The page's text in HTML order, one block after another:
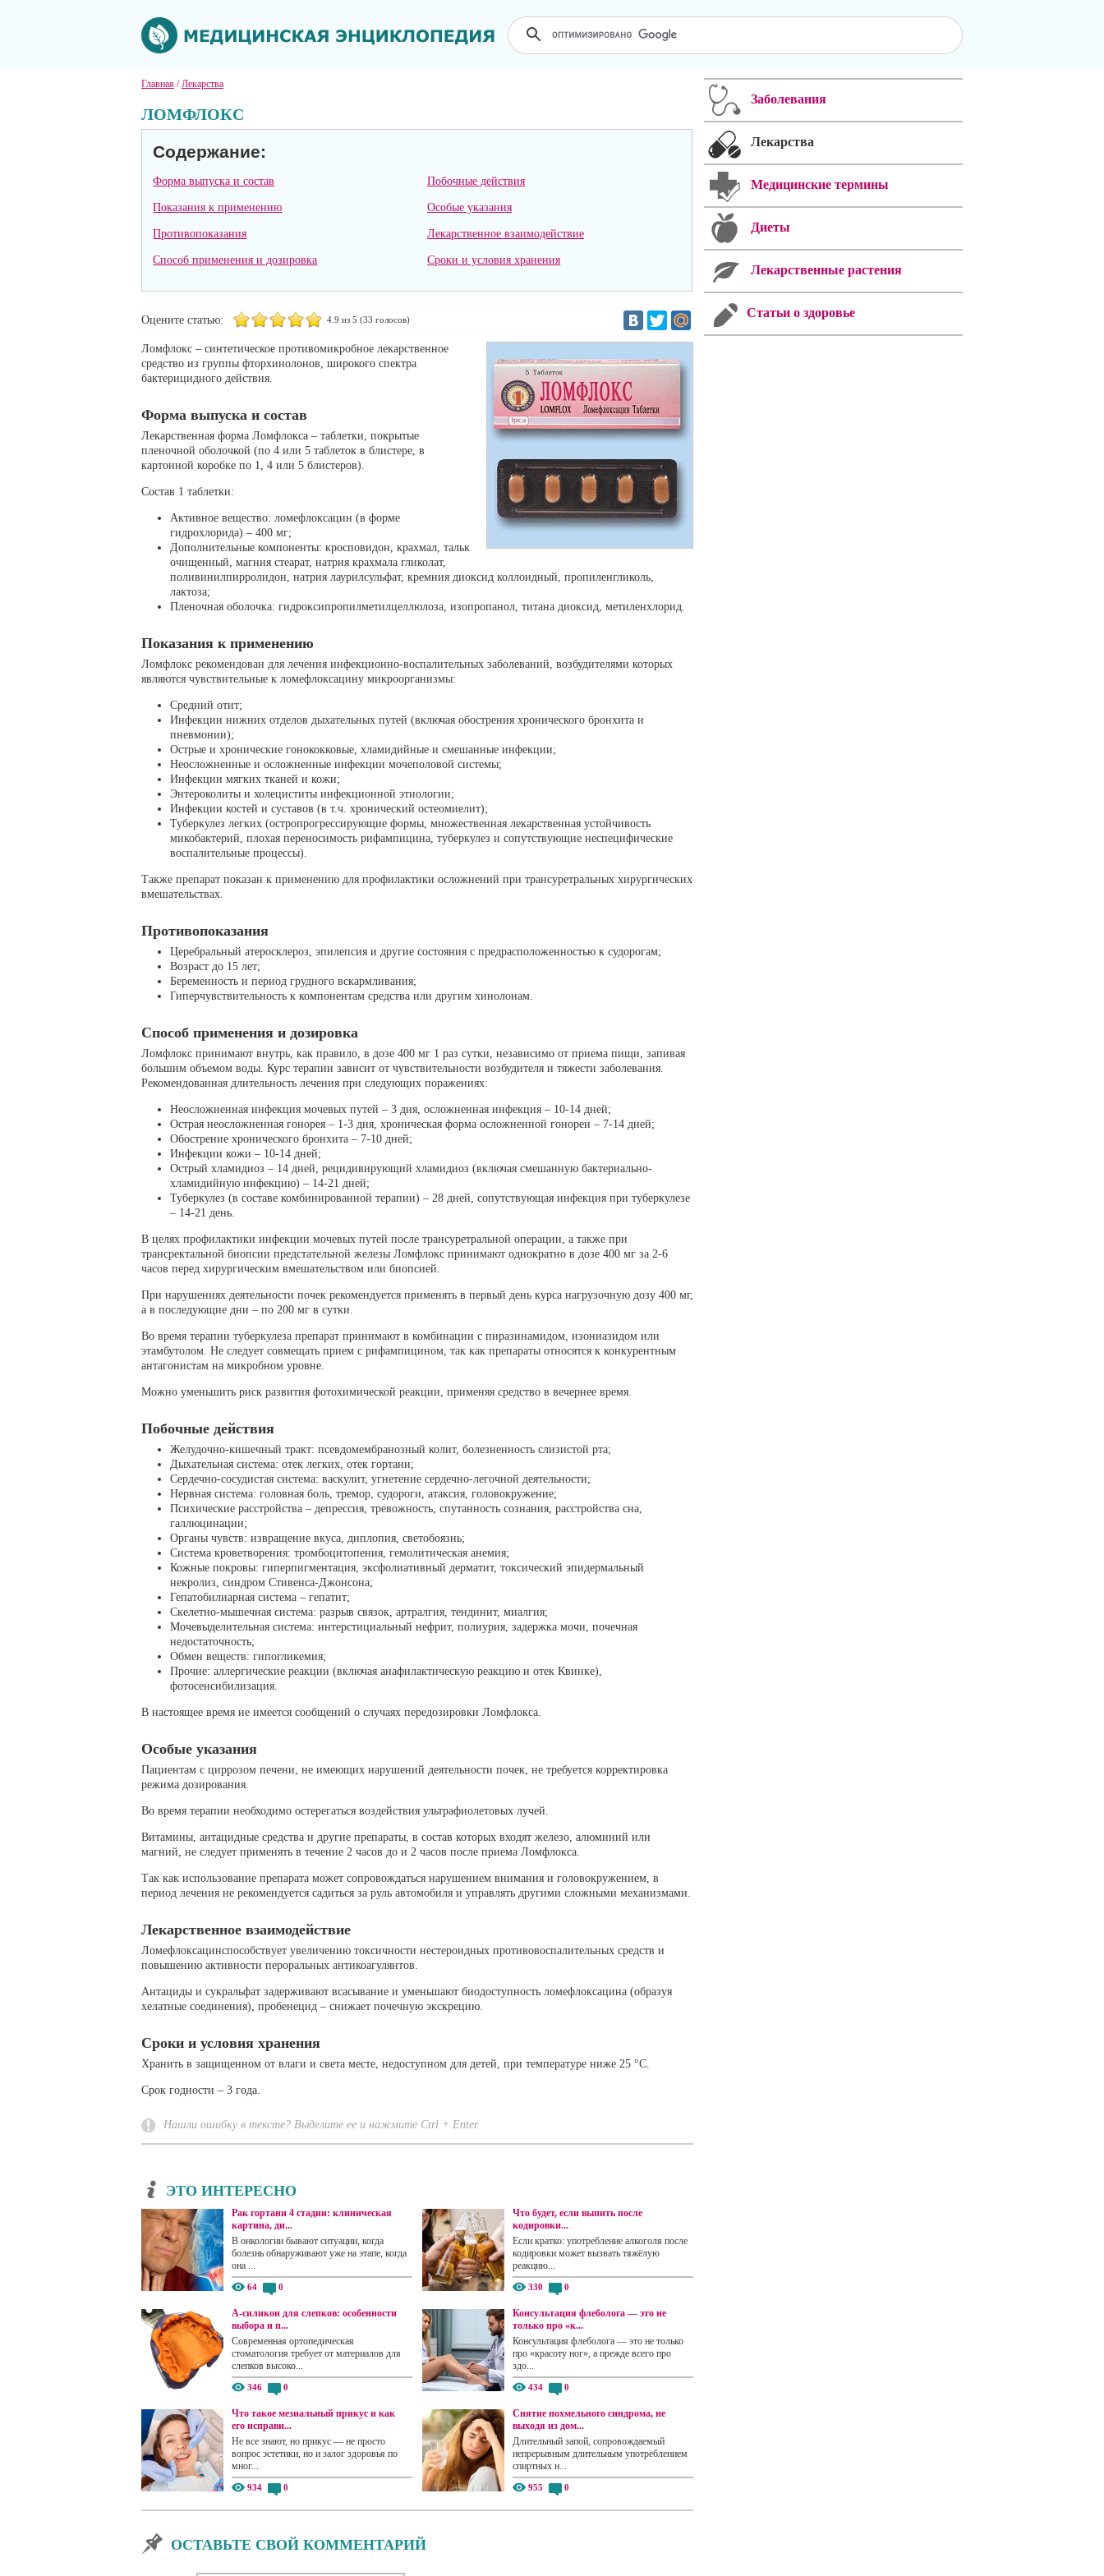
Главная /Лекарства
ЛОМФЛОКС
Содержание:
Форма выпуска и состав
Показания к применению
Противопоказания
Способ применения и дозировка
Побочные действия
Особые указания
Лекарственное взаимодействие
Сроки и условия хранения
Оцените статью: 4.9 из 5 (33 голосов)
Ломфлокс – синтетическое противомикробное лекарственное
средство из группы фторхинолонов, широкого спектра
бактерицидного действия.
Форма выпуска и состав
Лекарственная форма Ломфлокса – таблетки, покрытые
пленочной оболочкой (по 4 или 5 таблеток в блистере, в
картонной коробке по 1, 4 или 5 блистеров).
Состав 1 таблетки:
Активное вещество: ломефлоксацин (в форме
гидрохлорида) – 400 мг;
Дополнительные компоненты: кросповидон, крахмал, тальк
очищенный, магния стеарат, натрия крахмала гликолат,
поливинилпирролидон, натрия лаурилсульфат, кремния диоксид коллоидный, пропиленгликоль,
лактоза;
Пленочная оболочка: гидроксипропилметилцеллюлоза, изопропанол, титана диоксид, метиленхлорид.
Показания к применению
Ломфлокс рекомендован для лечения инфекционно-воспалительных заболеваний, возбудителями которых
являются чувствительные к ломефлоксацину микроорганизмы:
Средний отит;
Инфекции нижних отделов дыхательных путей (включая обострения хронического бронхита и
пневмонии);
Острые и хронические гонококковые, хламидийные и смешанные инфекции;
Неосложненные и осложненные инфекции мочеполовой системы;
Инфекции мягких тканей и кожи;
Энтероколиты и холециститы инфекционной этиологии;
Инфекции костей и суставов (в т.ч. хронический остеомиелит);
Туберкулез легких (остропрогрессирующие формы, множественная лекарственная устойчивость
микобактерий, плохая переносимость рифампицина, туберкулез и сопутствующие неспецифические
воспалительные процессы).
Также препарат показан к применению для профилактики осложнений при трансуретральных хирургических
вмешательствах.
Противопоказания
Церебральный атеросклероз, эпилепсия и другие состояния с предрасположенностью к судорогам;
Возраст до 15 лет;
Беременность и период грудного вскармливания;
Гиперчувствительность к компонентам средства или другим хинолонам.
Способ применения и дозировка
Ломфлокс принимают внутрь, как правило, в дозе 400 мг 1 раз сутки, независимо от приема пищи, запивая
большим объемом воды. Курс терапии зависит от чувствительности возбудителя и тяжести заболевания.
Рекомендованная длительность лечения при следующих поражениях:
Неосложненная инфекция мочевых путей – 3 дня, осложненная инфекция – 10-14 дней;
Острая неосложненная гонорея – 1-3 дня, хроническая форма осложненной гонореи – 7-14 дней;
Обострение хронического бронхита – 7-10 дней;
Инфекции кожи – 10-14 дней;
Острый хламидиоз – 14 дней, рецидивирующий хламидиоз (включая смешанную бактериально-
хламидийную инфекцию) – 14-21 дней;
Туберкулез (в составе комбинированной терапии) – 28 дней, сопутствующая инфекция при туберкулезе
– 14-21 день.
В целях профилактики инфекции мочевых путей после трансуретральной операции, а также при
трансректальной биопсии предстательной железы Ломфлокс принимают однократно в дозе 400 мг за 2-6
часов перед хирургическим вмешательством или биопсией.
При нарушениях деятельности почек рекомендуется применять в первый день курса нагрузочную дозу 400 мг,
а в последующие дни – по 200 мг в сутки.
Во время терапии туберкулеза препарат принимают в комбинации с пиразинамидом, изониазидом или
этамбутолом. Не следует совмещать прием с рифампицином, так как препараты относятся к конкурентным
антагонистам на микробном уровне.
Можно уменьшить риск развития фотохимической реакции, применяя средство в вечернее время.
Побочные действия
Желудочно-кишечный тракт: псевдомембранозный колит, болезненность слизистой рта;
Дыхательная система: отек легких, отек гортани;
Сердечно-сосудистая система: васкулит, угнетение сердечно-легочной деятельности;
Нервная система: головная боль, тремор, судороги, атаксия, головокружение;
Психические расстройства – депрессия, тревожность, спутанность сознания, расстройства сна,
галлюцинации;
Органы чувств: извращение вкуса, диплопия, светобоязнь;
Система кроветворения: тромбоцитопения, гемолитическая анемия;
Кожные покровы: гиперпигментация, эксфолиативный дерматит, токсический эпидермальный
некролиз, синдром Стивенса-Джонсона;
Гепатобилиарная система – гепатит;
Скелетно-мышечная система: разрыв связок, артралгия, тендинит, миалгия;
Мочевыделительная система: интерстициальный нефрит, полиурия, задержка мочи, почечная
недостаточность;
Обмен веществ: гипогликемия;
Прочие: аллергические реакции (включая анафилактическую реакцию и отек Квинке),
фотосенсибилизация.
В настоящее время не имеется сообщений о случаях передозировки Ломфлокса.
Особые указания
Пациентам с циррозом печени, не имеющих нарушений деятельности почек, не требуется корректировка
режима дозирования.
Во время терапии необходимо остерегаться воздействия ультрафиолетовых лучей.
Витамины, антацидные средства и другие препараты, в состав которых входят железо, алюминий или
магний, не следует применять в течение 2 часов до и 2 часов после приема Ломфлокса.
Так как использование препарата может сопровождаться нарушением внимания и головокружением, в
период лечения не рекомендуется садиться за руль автомобиля и управлять другими сложными механизмами.
Лекарственное взаимодействие
Ломефлоксацинспособствует увеличению токсичности нестероидных противовоспалительных средств и
повышению активности пероральных антикоагулянтов.
Антациды и сукральфат задерживают всасывание и уменьшают биодоступность ломефлоксацина (образуя
хелатные соединения), пробенецид – снижает почечную экскрецию.
Сроки и условия хранения
Хранить в защищенном от влаги и света месте, недоступном для детей, при температуре ниже 25 °C.
Срок годности – 3 года.
Нашли ошибку в тексте? Выделите ее и нажмите Ctrl + Enter.
ЭТО ИНТЕРЕСНО
Рак гортани 4 стадии: клиническая
картина, ди...
В онкологии бывают ситуации, когда
болезнь обнаруживают уже на этапе, когда
она ...
64 0
Что будет, если выпить после
кодировки...
Если кратко: употребление алкоголя после
кодировки может вызвать тяжёлую
реакцию...
330 0
А-силикон для слепков: особенности
выбора и п...
Современная ортопедическая
стоматология требует от материалов для
слепков высоко...
346 0
Консультация флеболога — это не
только про «к...
Консультация флеболога — это не только
про «красоту ног», а прежде всего про
здо...
434 0
Что такое мезиальный прикус и как
его исправи...
Не все знают, но прикус — не просто
вопрос эстетики, но и залог здоровья по
мног...
934 0
Снятие похмельного синдрома, не
выходя из дом...
Длительный запой, сопровождаемый
непрерывным длительным употреблением
спиртных н...
955 0
ОСТАВЬТЕ СВОЙ КОММЕНТАРИЙ
Заболевания
Лекарства
Медицинские термины
Диеты
Лекарственные растения
Статьи о здоровье